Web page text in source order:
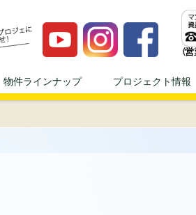
らモダンプロジェへ！！ | 不動産投資、
物件ラインナップ プロジェクト情報